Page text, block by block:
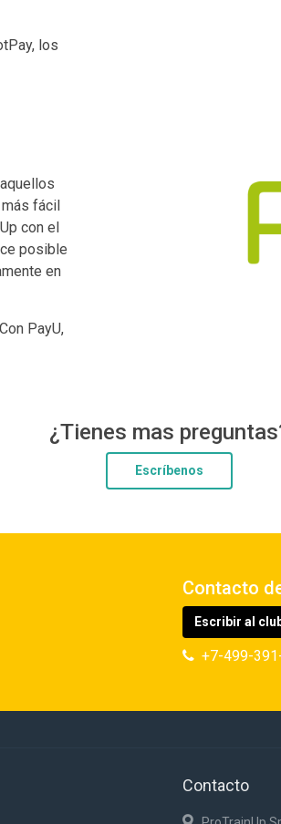
los
fácil
con el
posible
en
PayU,
¿Tienes mas
Escríbenos
Contacto
Escribir al
+7-499-
Contacto